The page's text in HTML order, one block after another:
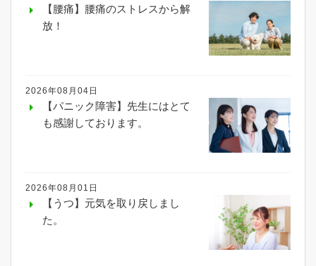
【腰痛】腰痛のストレスから解
放！
2026年08月04日
【パニック障害】先生にはとて
も感謝しております。
2026年08月01日
【うつ】元気を取り戻しまし
た。